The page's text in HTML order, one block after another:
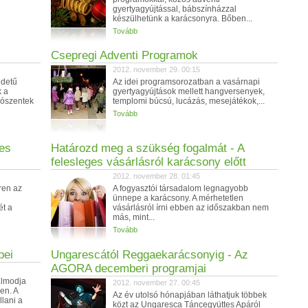
gyertyagyújtással, bábszínházzal
készülhetünk a karácsonyra. Bőben...
Tovább
a
Csepregi Adventi Programok
2012. november 29. 00:15
Az idei programsorozatban a vasárnapi
gyertyagyújtások mellett hangversenyek,
templomi búcsú, lucázás, mesejátékok,...
Tovább
az
a
Határozd meg a szükség fogalmát - A
felesleges vásárlásról karácsony előtt
2012. november 28. 01:45
A fogyasztói társadalom legnagyobb
ünnepe a karácsony. A mérhetetlen
vásárlásról írni ebben az időszakban nem
más, mint...
Tovább
A
a
Ungarescától Reggaekarácsonyig - Az
AGORA decemberi programjai
2012. november 27. 00:45
Az év utolsó hónapjában láthatjuk többek
közt az Ungaresca Táncegyüttes Apáról